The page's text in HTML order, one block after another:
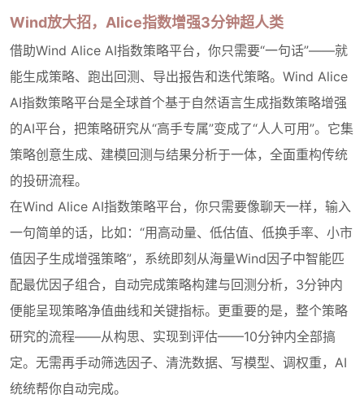
Wind放大招，Alice指数增强3分钟超人类
借助Wind Alice AI指数策略平台，你只需要“一句话”——就
能生成策略、跑出回测、导出报告和迭代策略。Wind Alice
AI指数策略平台是全球首个基于自然语言生成指数策略增强
的AI平台，把策略研究从“高手专属”变成了“人人可用”。它集
策略创意生成、建模回测与结果分析于一体，全面重构传统
的投研流程。
在Wind Alice AI指数策略平台，你只需要像聊天一样，输入
一句简单的话，比如：“用高动量、低估值、低换手率、小市
值因子生成增强策略”，系统即刻从海量Wind因子中智能匹
配最优因子组合，自动完成策略构建与回测分析，3分钟内
便能呈现策略净值曲线和关键指标。更重要的是，整个策略
研究的流程——从构思、实现到评估——10分钟内全部搞
定。无需再手动筛选因子、清洗数据、写模型、调权重，AI
统统帮你自动完成。